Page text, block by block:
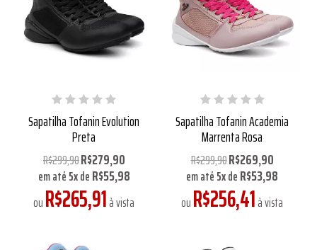
Sapatilha Tofanin Evolution
Preta
R$299,90R$279,90
em até5xdeR$55,98
ouR$265,91à vista
Sapatilha Tofanin Academia
Marrenta Rosa
R$299,90R$269,90
em até5xdeR$53,98
ouR$256,41à vista